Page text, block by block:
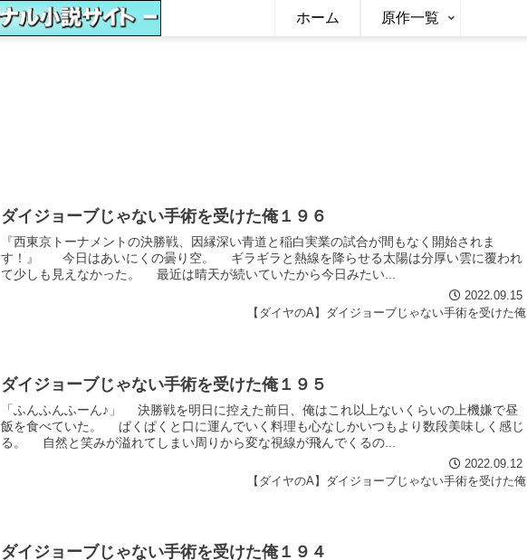
ホーム 原作一覧
ダイジョーブじゃない手術を受けた俺１９６
『西東京トーナメントの決勝戦、因縁深い青道と稲白実業の試合が間もなく開始されま
す！』 今日はあいにくの曇り空。 ギラギラと熱線を降らせる太陽は分厚い雲に覆われ
て少しも見えなかった。 最近は晴天が続いていたから今日みたい...
2022.09.15
【ダイヤのA】ダイジョーブじゃない手術を受けた俺
ダイジョーブじゃない手術を受けた俺１９５
「ふんふんふーん♪」 決勝戦を明日に控えた前日、俺はこれ以上ないくらいの上機嫌で昼
飯を食べていた。 ぱくぱくと口に運んでいく料理も心なしかいつもより数段美味しく感じ
る。 自然と笑みが溢れてしまい周りから変な視線が飛んでくるの...
2022.09.12
【ダイヤのA】ダイジョーブじゃない手術を受けた俺
ダイジョーブじゃない手術を受けた俺１９４